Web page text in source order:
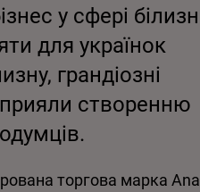
у сфері
для українок
грандіозні
створенню
торгова марка